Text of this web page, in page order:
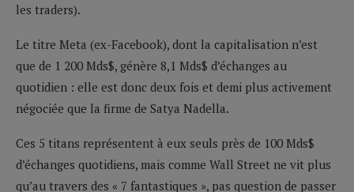
les traders).
Le titre Meta (ex-Facebook), dont la capitalisation n’est
que de 1 200 Mds$, génère 8,1 Mds$ d’échanges au
quotidien : elle est donc deux fois et demi plus activement
négociée que la firme de Satya Nadella.
Ces 5 titans représentent à eux seuls près de 100 Mds$
d’échanges quotidiens, mais comme Wall Street ne vit plus
qu’au travers des « 7 fantastiques », pas question de passer